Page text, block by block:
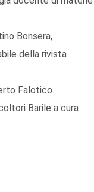
Bonsera,
della rivista
Falotico.
Barile a cura